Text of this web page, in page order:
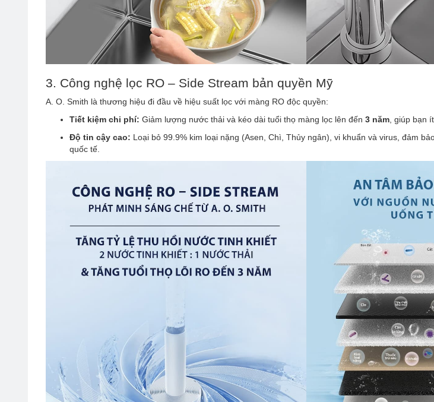
3. Công nghệ lọc RO – Side Stream bản quyền Mỹ
A. O. Smith là thương hiệu đi đầu về hiệu suất lọc với màng RO độc quyền:
Tiết kiệm chi phí: Giảm lượng nước thải và kéo dài tuổi thọ màng lọc lên đến 3 năm , giúp bạn
Độ tin cậy cao: Loại bỏ 99.9% kim loại nặng (Asen, Chì, Thủy ngân), vi khuẩn và virus, đảm
quốc tế.